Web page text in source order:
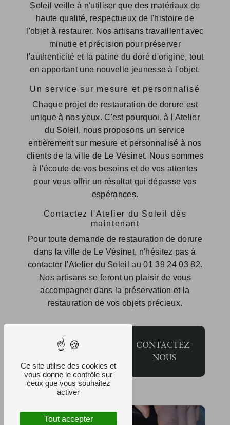
Soleil veille à n'utiliser que des matériaux de
haute qualité, respectueux de l'histoire de
l'objet à restaurer. Nos artisans travaillent avec
minutie et précision pour préserver
l'authenticité et la patine du doré d'origine, tout
en apportant une nouvelle jeunesse à l'objet.
Un service sur mesure et personnalisé
Chaque projet de restauration de dorure est
unique à nos yeux. C'est pourquoi, à l'Atelier
du Soleil, nous proposons un service
entièrement sur mesure et personnalisé à nos
clients de la ville de Le Vésinet. Nous sommes
à l'écoute de vos besoins et de vos attentes
pour vous offrir un résultat qui dépasse vos
espérances.
Contactez l'Atelier du Soleil dès
maintenant
Pour toute demande de restauration de dorure
dans la ville de Le Vésinet, n'hésitez pas à
contacter l'Atelier du Soleil au 01 39 24 03 82.
Nos artisans se feront un plaisir de vous
accompagner dans la préservation et la
restauration de vos objets précieux.
EN
SAVOIR
PLUS
CONTACTEZ-
NOUS
Ce site utilise des cookies et
vous donne le contrôle sur
ceux que vous souhaitez
activer
Tout accepter